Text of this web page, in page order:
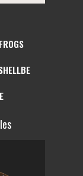
FROGS